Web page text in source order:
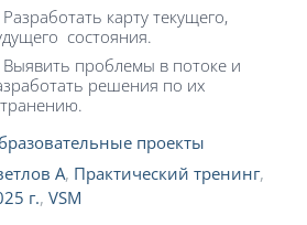
карту текущего,
состояния.
Выявить проблемы в потоке и
решения по их
проекты
А, Практический тренинг,
г., VSM